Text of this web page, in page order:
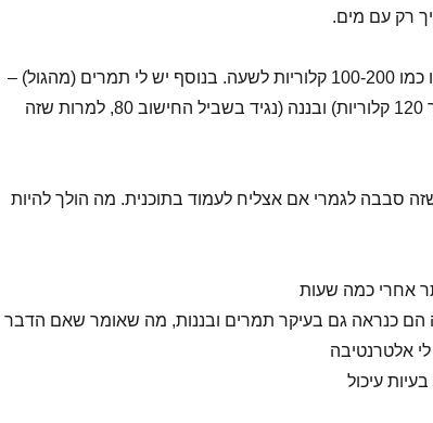
אז משתיה אני מצפה למשהו כמו 100-200 קלוריות לשעה. בנוסף יש לי תמרים (מהגול) –
עם תכנון של 3 בשעה (בערך 120 קלוריות) ובננה (נגיד בשביל החישוב 80, למרות שזה
ל400 בשעה שזה סבבה לגמרי אם אצליח לעמוד בתוכנית. מה הולך להיות
אחרי כמה שעות
כנראה גם בעיקר תמרים ובננות, מה שאומר שאם הדבר
אלטרנטיבה
עיכול